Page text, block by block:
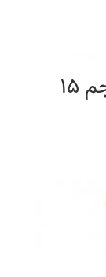
رنگ ابرو مارال شماره 10 حجم 15